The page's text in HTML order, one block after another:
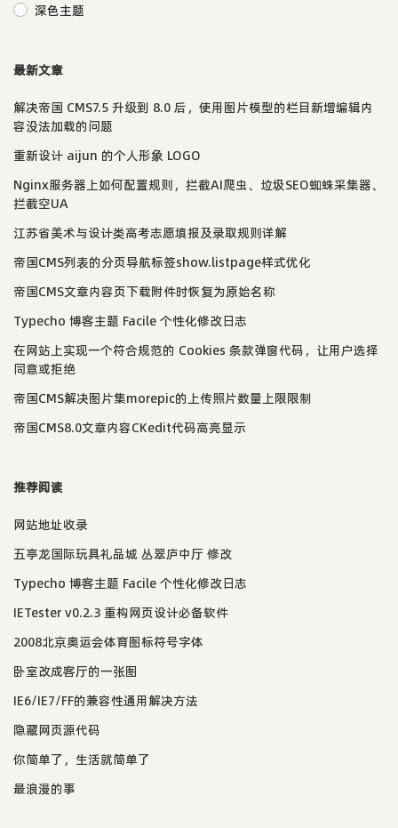
深色主题
最新文章
解决帝国 CMS7.5 升级到 8.0 后，使用图片模型的栏目新增编辑内
容没法加载的问题
重新设计 aijun 的个人形象 LOGO
Nginx服务器上如何配置规则，拦截AI爬虫、垃圾SEO蜘蛛采集器、
拦截空UA
江苏省美术与设计类高考志愿填报及录取规则详解
帝国CMS列表的分页导航标签show.listpage样式优化
帝国CMS文章内容页下载附件时恢复为原始名称
Typecho 博客主题 Facile 个性化修改日志
在网站上实现一个符合规范的 Cookies 条款弹窗代码，让用户选择
同意或拒绝
帝国CMS解决图片集morepic的上传照片数量上限限制
帝国CMS8.0文章内容CKedit代码高亮显示
推荐阅读
网站地址收录
五亭龙国际玩具礼品城 丛翠庐中厅 修改
Typecho 博客主题 Facile 个性化修改日志
IETester v0.2.3 重构网页设计必备软件
2008北京奥运会体育图标符号字体
卧室改成客厅的一张图
IE6/IE7/FF的兼容性通用解决方法
隐藏网页源代码
你简单了，生活就简单了
最浪漫的事